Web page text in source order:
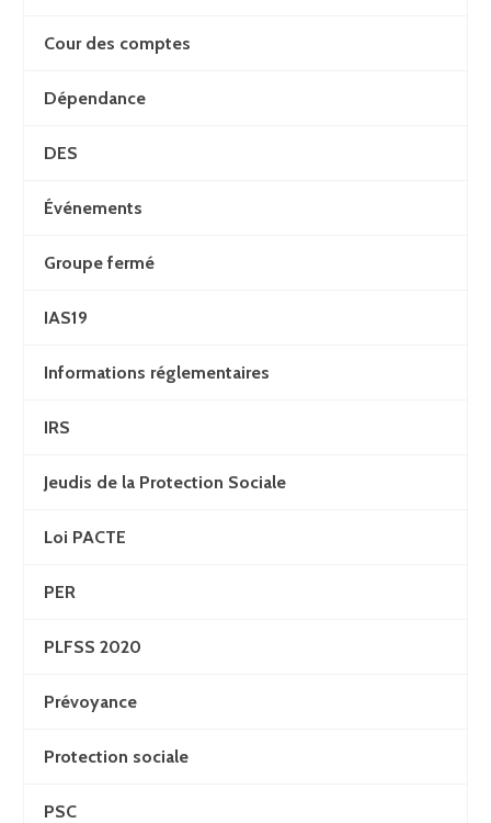
Cour des comptes
Dépendance
DES
Événements
Groupe fermé
IAS19
Informations réglementaires
IRS
Jeudis de la Protection Sociale
Loi PACTE
PER
PLFSS 2020
Prévoyance
Protection sociale
PSC